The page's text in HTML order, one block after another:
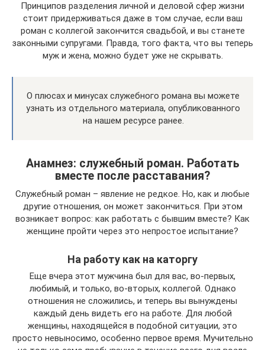
Принципов разделения личной и деловой сфер жизни
стоит придерживаться даже в том случае, если ваш
роман с коллегой закончится свадьбой, и вы станете
законными супругами. Правда, того факта, что вы теперь
муж и жена, можно будет уже не скрывать.
О плюсах и минусах служебного романа вы можете
узнать из отдельного материала, опубликованного
на нашем ресурсе ранее.
Анамнез: служебный роман. Работать
вместе после расставания?
Служебный роман – явление не редкое. Но, как и любые
другие отношения, он может закончиться. При этом
возникает вопрос: как работать с бывшим вместе? Как
женщине пройти через это непростое испытание?
На работу как на каторгу
Еще вчера этот мужчина был для вас, во-первых,
любимый, и только, во-вторых, коллегой. Однако
отношения не сложились, и теперь вы вынуждены
каждый день видеть его на работе. Для любой
женщины, находящейся в подобной ситуации, это
просто невыносимо, особенно первое время. Мучительно